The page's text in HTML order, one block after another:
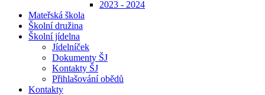
2023 - 2024
Mateřská škola
Školní družina
Školní jídelna
Jídelníček
Dokumenty ŠJ
Kontakty ŠJ
Přihlašování obědů
Kontakty